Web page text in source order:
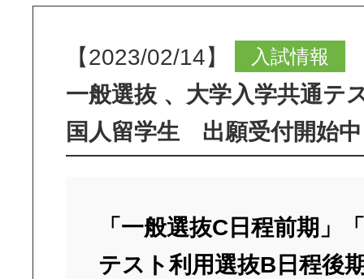
【2023/02/14】 入試情報
一般選抜 、大学入学共通テ
国人留学生 出願受付開始
「一般選抜C日程前期」
テスト利用選抜B日程後